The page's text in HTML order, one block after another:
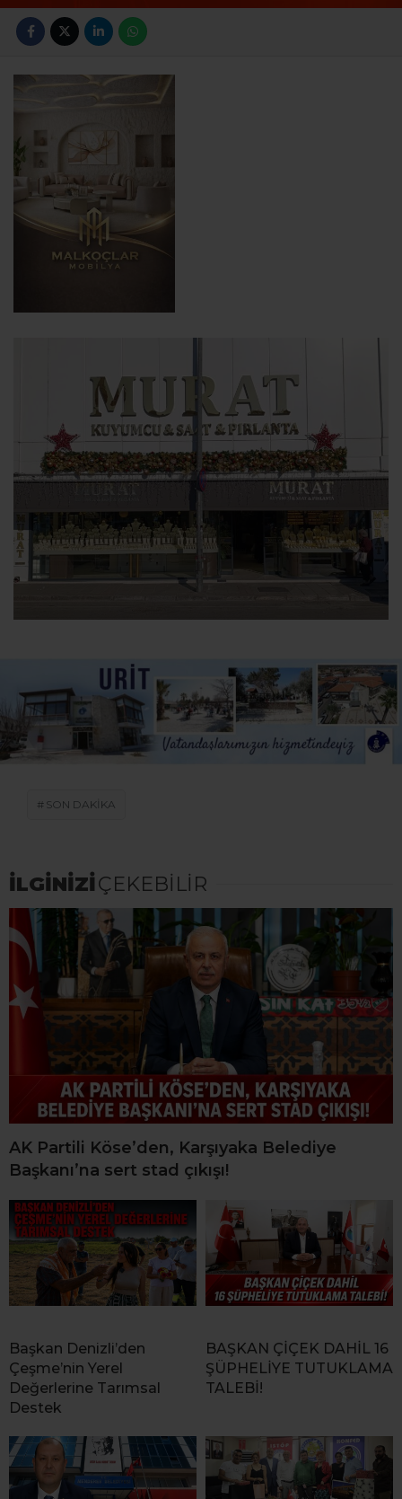
SON DAKİKA
İLGİNİZİÇEKEBİLİR
AK Partili Köse’den, Karşıyaka Belediye
Başkanı’na sert stad çıkışı!
Başkan Denizli’den
Çeşme’nin Yerel
Değerlerine Tarımsal
Destek
BAŞKAN ÇİÇEK DAHİL 16
ŞÜPHELİYE TUTUKLAMA
TALEBİ!